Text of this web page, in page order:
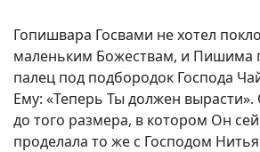
Гопишвара Госвами не хотел
маленьким Божествам, и Пишима
палец под подбородок Господа
Ему: «Теперь Ты должен
до того размера, в котором Он
проделала то же с Господом